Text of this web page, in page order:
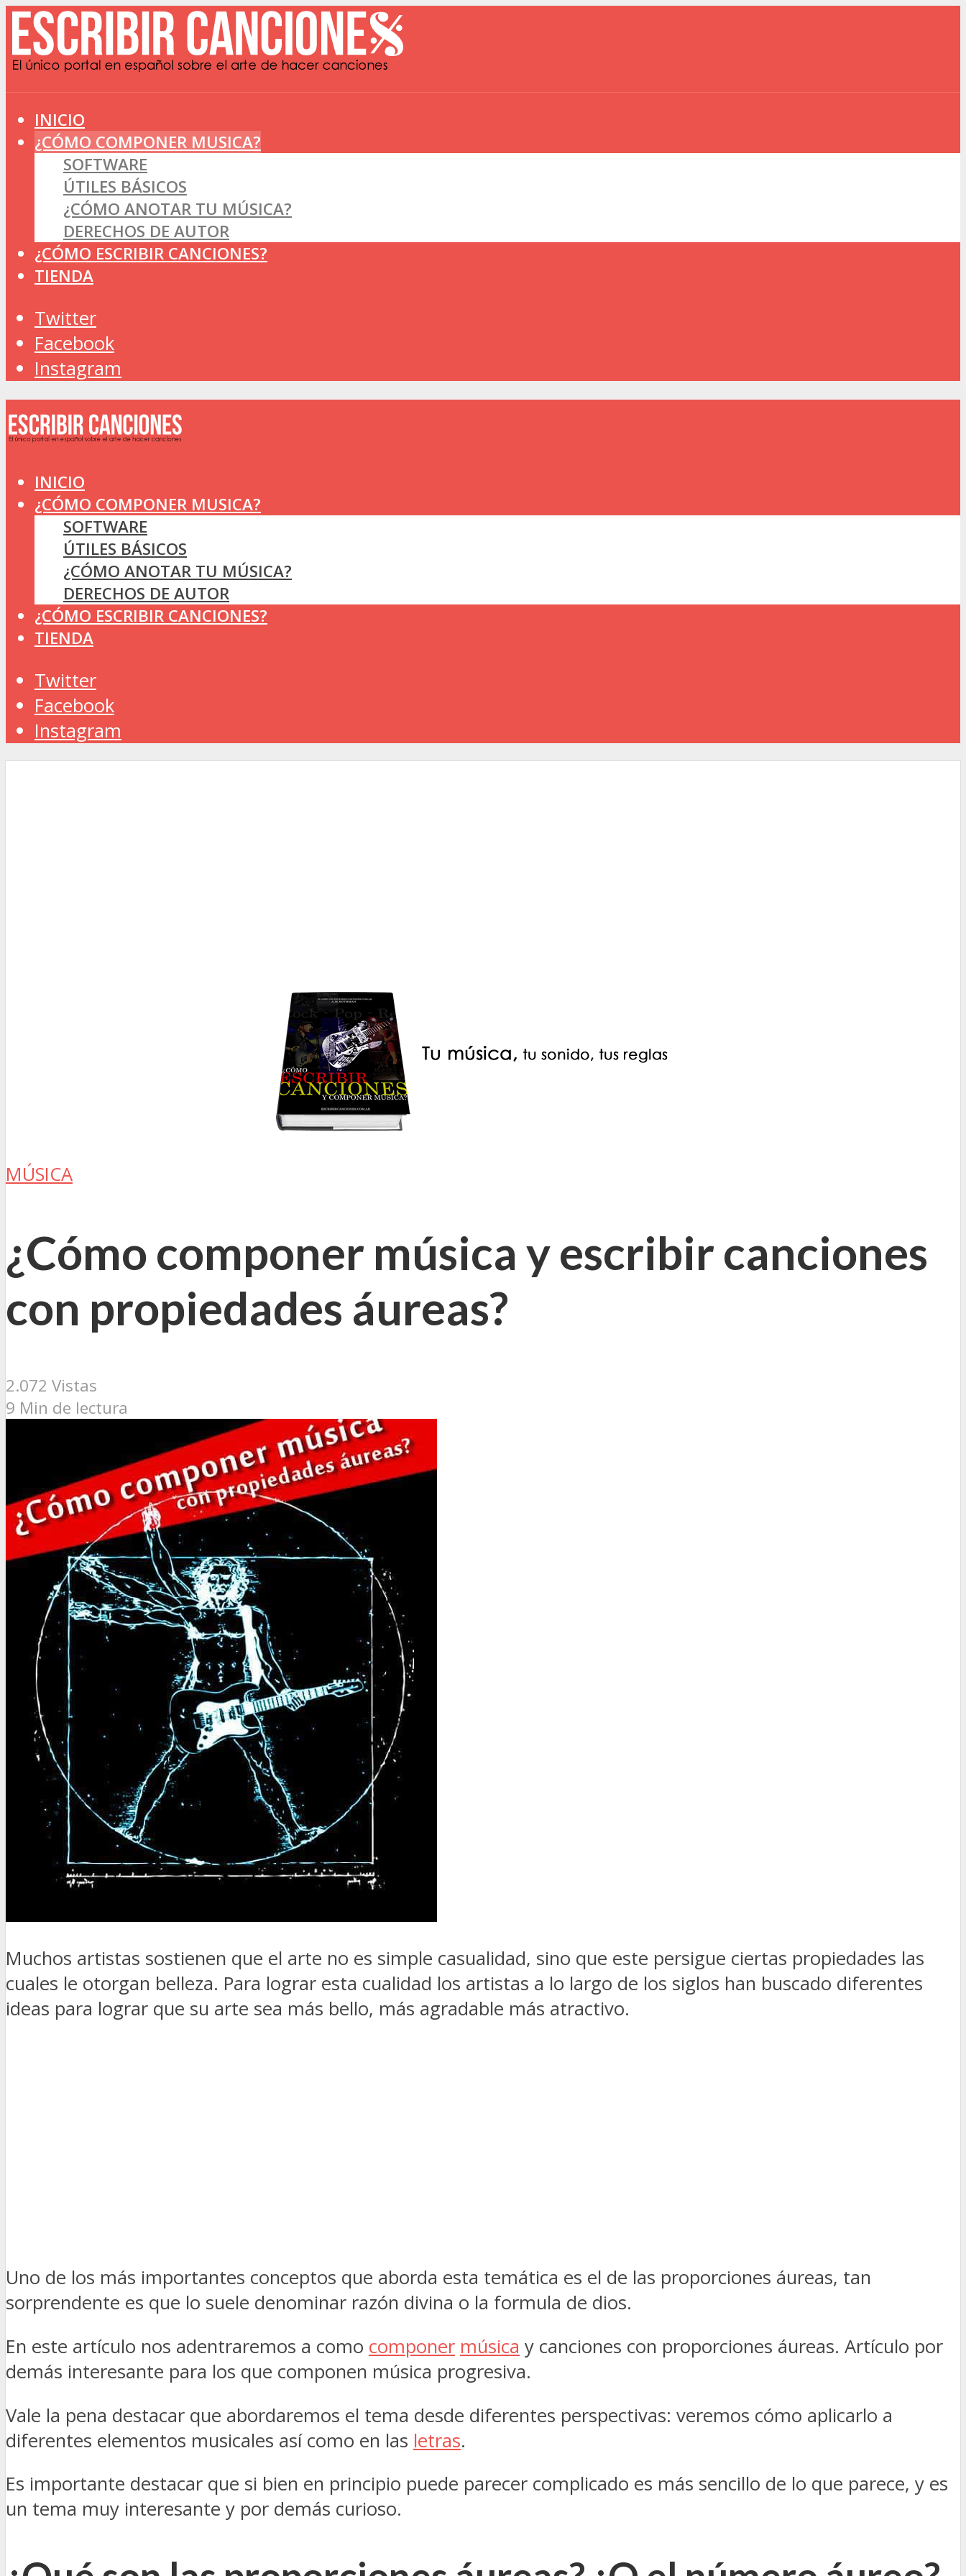
INICIO
¿CÓMO COMPONER MUSICA?
SOFTWARE
ÚTILES BÁSICOS
¿CÓMO ANOTAR TU MÚSICA?
DERECHOS DE AUTOR
¿CÓMO ESCRIBIR CANCIONES?
TIENDA
Twitter
Facebook
Instagram
INICIO
¿CÓMO COMPONER MUSICA?
SOFTWARE
ÚTILES BÁSICOS
¿CÓMO ANOTAR TU MÚSICA?
DERECHOS DE AUTOR
¿CÓMO ESCRIBIR CANCIONES?
TIENDA
Twitter
Facebook
Instagram
MÚSICA
¿Cómo componer música y escribir canciones
con propiedades áureas?
2.072 Vistas
9 Min de lectura
Muchos artistas sostienen que el arte no es simple casualidad, sino que este persigue ciertas propiedades las
cuales le otorgan belleza. Para lograr esta cualidad los artistas a lo largo de los siglos han buscado diferentes
ideas para lograr que su arte sea más bello, más agradable más atractivo.
Uno de los más importantes conceptos que aborda esta temática es el de las proporciones áureas, tan
sorprendente es que lo suele denominar razón divina o la formula de dios.
En este artículo nos adentraremos a como componer música y canciones con proporciones áureas. Artículo por
demás interesante para los que componen música progresiva.
Vale la pena destacar que abordaremos el tema desde diferentes perspectivas: veremos cómo aplicarlo a
diferentes elementos musicales así como en las letras.
Es importante destacar que si bien en principio puede parecer complicado es más sencillo de lo que parece, y es
un tema muy interesante y por demás curioso.